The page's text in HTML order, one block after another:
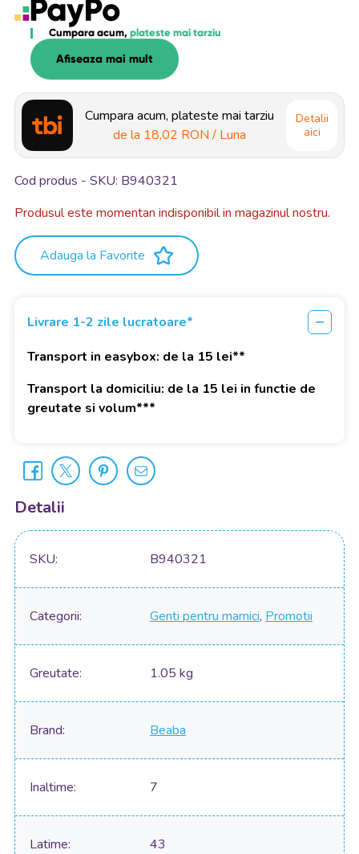
Cumpara acum, plateste mai tarziu
Afiseaza mai mult
Cumpara acum, plateste mai tarziu
de la 18,02 RON / Luna
Detalii
aici
Cod produs - SKU B940321
Produsul este momentan indisponibil in magazinul nostru.
Adauga la Favorite
Livrare 1-2 zile lucratoare*
Transport in easybox: de la 15 lei**
Transport la domiciliu: de la 15 lei in functie de
greutate si volum***
Detalii
SKU B940321
Categorii Genti pentru mamici, Promotii
Greutate 1.05 kg
Brand Beaba
Inaltime 7
Latime 43